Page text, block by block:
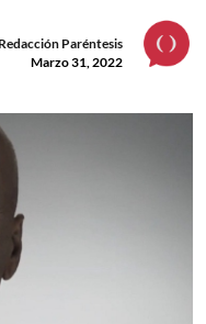
Redacción Paréntesis
Marzo 31, 2022